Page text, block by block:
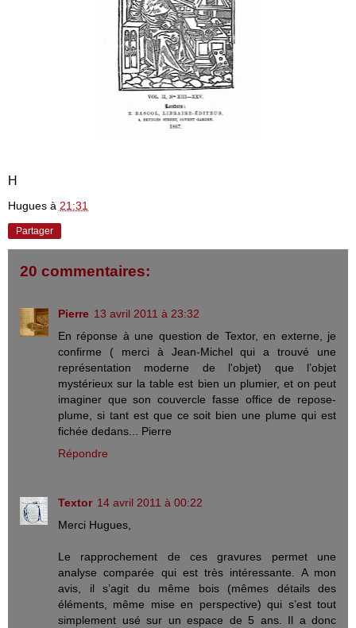
H
Hugues à 21:31
Partager
20 commentaires:
Pierre 13 avril 2011 à 23:32
En réponse à une question de Textor, en externe, je
confirme ( merci à Jean-Michel qui a trouvé une
représentation moderne de l'objet) que l’objet
mystérieux sur la table est bien un plumier, et on peut
imaginer que son couvercle fasse office de repose-
plume, si tant est que ce soit bien une plume qui est
fichée dedans... Pierre
Répondre
Textor 14 avril 2011 à 00:22
Merci Hugues,
Le rapprochement de ces gravures permet une
analyse comparée qui est très intéressante. A mon
avis, il s’agit du même bois (mêmes détails des
éléments, même mise en perspective) qui s’est tout
simplement usé sur un espace de 5 ans. Il a donc